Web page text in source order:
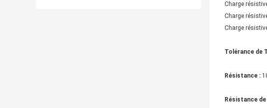
Charge
Charge
Charge
Tolérance de
Résistance :
Résistance